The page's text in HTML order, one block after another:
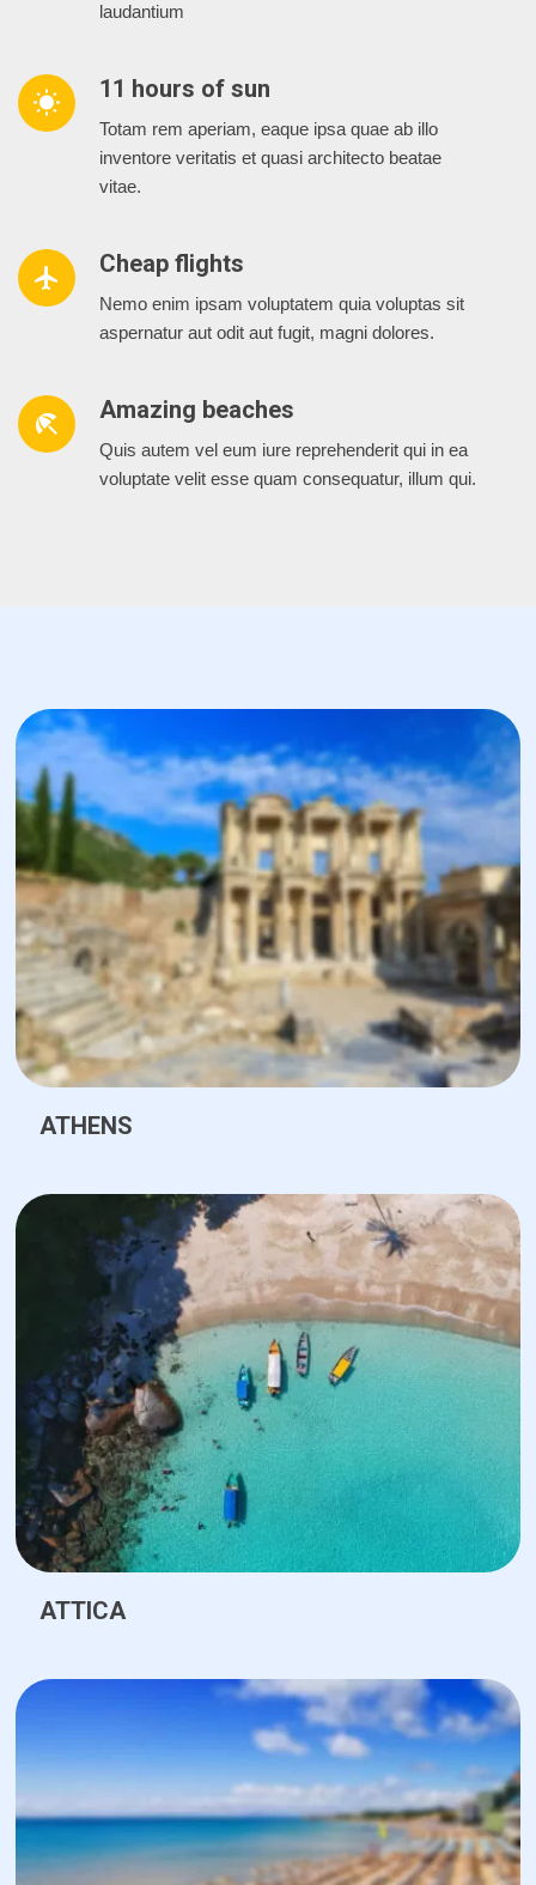
laudantium
wb_sunny 11 hours of sun
Totam rem aperiam, eaque ipsa quae ab illo
inventore veritatis et quasi architecto beatae
vitae.
airplanemode_active Cheap flights
Nemo enim ipsam voluptatem quia voluptas sit
aspernatur aut odit aut fugit, magni dolores.
beach_access Amazing beaches
Quis autem vel eum iure reprehenderit qui in ea
voluptate velit esse quam consequatur, illum qui.
ATHENS
ATTICA